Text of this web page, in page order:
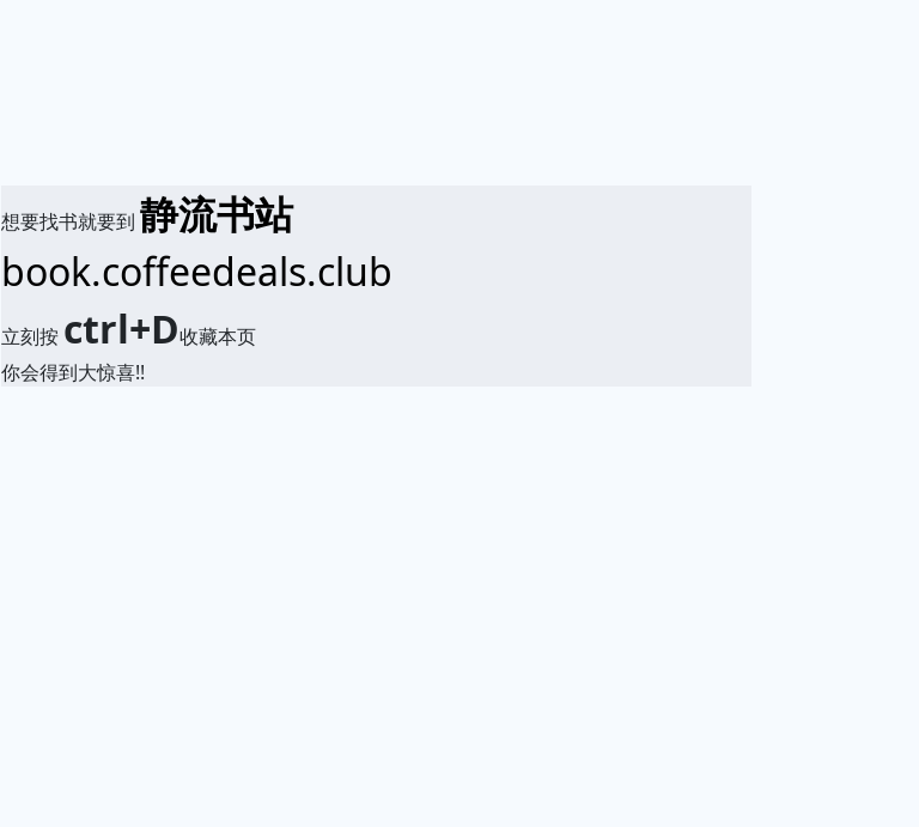
想要找书就要到静流书站
book.coffeedeals.club
立刻按 ctrl+D收藏本页
你会得到大惊喜!!